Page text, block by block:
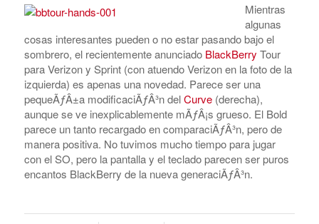
Mientras
algunas
cosas interesantes pueden o no estar pasando bajo el
sombrero, el recientemente anunciado BlackBerry Tour
para Verizon y Sprint (con atuendo Verizon en la foto de la
izquierda) es apenas una novedad. Parece ser una
pequeÃƒÂ±a modificaciÃƒÂ³n delCurve(derecha),
aunque se ve inexplicablemente mÃƒÂ¡s grueso. El Bold
parece un tanto recargado en comparaciÃƒÂ³n, pero de
manera positiva. No tuvimos mucho tiempo para jugar
con el SO, pero la pantalla y el teclado parecen ser puros
encantos BlackBerry de la nueva generaciÃƒÂ³n.